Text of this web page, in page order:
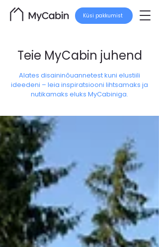
Küsi pakkumist
Teie MyCabin juhend
Alates disaininõuannetest kuni elustiili
ideedeni – leia inspiratsiooni lihtsamaks ja
nutikamaks eluks MyCabiniga.